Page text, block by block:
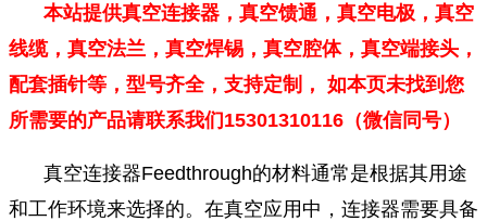
本站提供真空连接器， 真空馈通，真空电极，真空
线缆， 真空法兰， 真空焊锡，真空腔体， 真空端接头，
配套插针等，型号齐全，支持定制， 如本页未找到您
所需要的产品请联系我们15301310116（微信同号）
真空连接器Feedthrough的材料通常是根据其用途
和工作环境来选择的。在真空应用中，连接器需要具备